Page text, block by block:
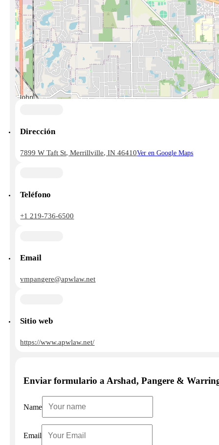
Dirección
7899 W Taft St, Merrillville, IN 46410Ver en Google Maps
Teléfono
+1 219-736-6500
Email
vmpangere@apwlaw.net
Sitio web
https://www.apwlaw.net/
Enviar formulario a Arshad, Pangere &
Name
Email